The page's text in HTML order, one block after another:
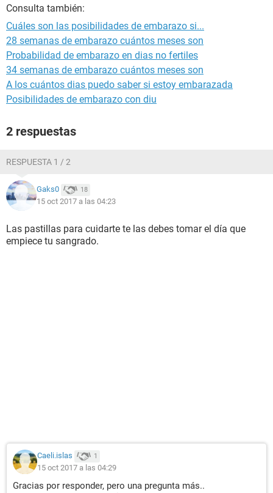
Gracias espero su respuesta...
Consulta también:
Cuáles son las posibilidades de embarazo si...
28 semanas de embarazo cuántos meses son
Probabilidad de embarazo en dias no fertiles
34 semanas de embarazo cuántos meses son
A los cuántos dias puedo saber si estoy embarazada
Posibilidades de embarazo con diu
2 respuestas
RESPUESTA 1 / 2
Gaks0 18
15 oct 2017 a las 04:23
Las pastillas para cuidarte te las debes tomar el día que
empiece tu sangrado.
Caeli.islas 1
15 oct 2017 a las 04:29
Gracias por responder, pero una pregunta más..